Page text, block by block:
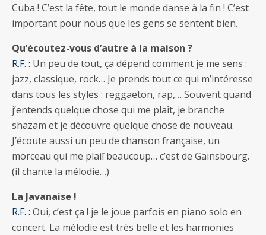
Cuba ! C’est la fête, tout le monde danse à la fin ! C’est
important pour nous que les gens se sentent bien.
Qu’écoutez-vous d’autre à la maison ?
R.F. : Un peu de tout, ça dépend comment je me sens :
jazz, classique, rock… Je prends tout ce qui m’intéresse
dans tous les styles : reggaeton, rap,… Souvent quand
j’entends quelque chose qui me plaît, je branche
shazam et je découvre quelque chose de nouveau.
J’écoute aussi un peu de chanson française, un
morceau qui me plaiî beaucoup… c’est de Gainsbourg.
(il chante la mélodie…)
La Javanaise !
R.F. : Oui, c’est ça ! je le joue parfois en piano solo en
concert. La mélodie est très belle et les harmonies